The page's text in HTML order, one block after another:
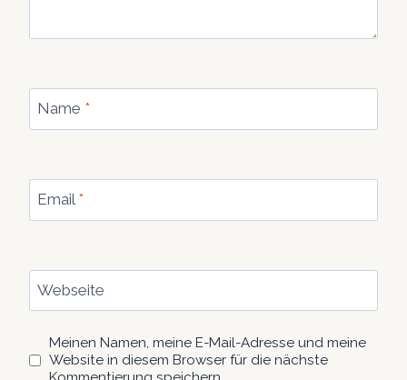
Name *
Email *
Webseite
Meinen Namen, meine E-Mail-Adresse und meine
Website in diesem Browser für die nächste